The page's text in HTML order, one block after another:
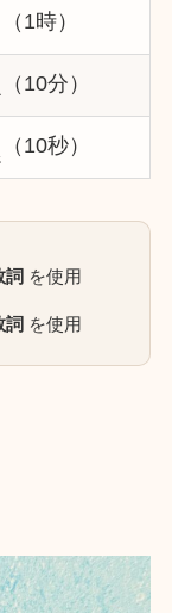
（1時）
（10分）
（10秒）
詞 を使用
詞 を使用